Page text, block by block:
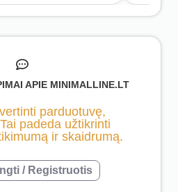
APIE MINIMALLINE.LT
parduotuvę,
padeda užtikrinti
ir skaidrumą.
/ Registruotis